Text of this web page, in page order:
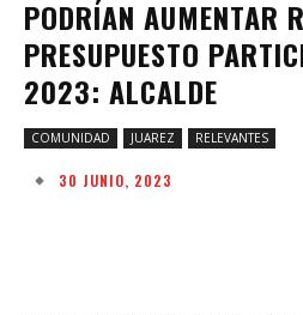
PODRÍAN AUMENTAR
PRESUPUESTO
2023: ALCALDE
COMUNIDAD JUAREZ RELEVANTES
30 JUNIO, 2023